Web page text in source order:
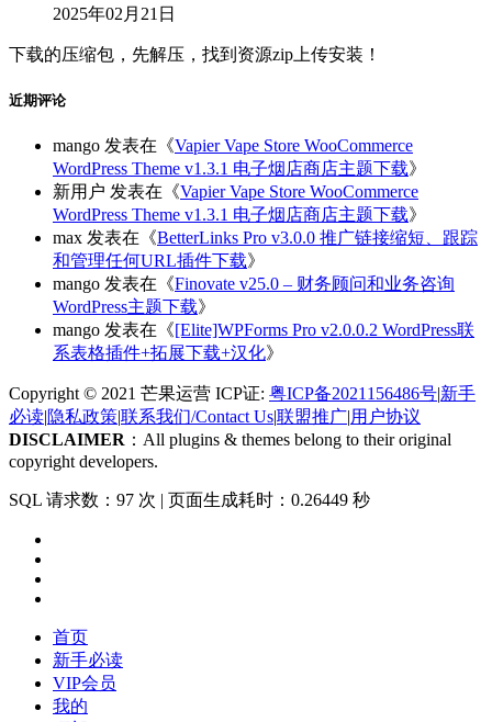
2025年02月21日
下载的压缩包，先解压，找到资源zip上传安装！
近期评论
mango 发表在《Vapier Vape Store WooCommerce
WordPress Theme v1.3.1 电子烟店商店主题下载》
新用户 发表在《Vapier Vape Store WooCommerce
WordPress Theme v1.3.1 电子烟店商店主题下载》
max 发表在《BetterLinks Pro v3.0.0 推广链接缩短、跟踪
和管理任何URL插件下载》
mango 发表在《Finovate v25.0 – 财务顾问和业务咨询
WordPress主题下载》
mango 发表在《[Elite]WPForms Pro v2.0.0.2 WordPress联
系表格插件+拓展下载+汉化》
Copyright © 2021 芒果运营 ICP证: 粤ICP备2021156486号|新手
必读|隐私政策|联系我们/Contact Us|联盟推广|用户协议
DISCLAIMER ：All plugins & themes belong to their original
copyright developers.
SQL 请求数：97 次 | 页面生成耗时：0.26449 秒
首页
新手必读
VIP会员
我的